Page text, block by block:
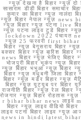
न्यूज़ देखना है बिहार न्यूज़ दो
सासाराम डीडी बिहार समाचार
कुमार का बिहार न्यूज़ नालंदा
न्यूज़ बिहार नेपाल न्यूज़ news
न्यूज़ बिहार न्यूज़ पटना live
न्यूज़ पटना लाइव टुडे बिहार
lockdown 2022 पंचायत
न्यूज़ 25 फरवरी first bihar
बिहार न्यूज़ बेगूसराय बिहार
बक्सर बिहार न्यूज़ बारिश बिहार
news बिहार न्यूज़ भेजिए बिहार
भोजपुरी बिहार भूकंप न्यूज़
न्यूज़ बिहार भभुआ न्यूज़ बिहार
बिहार न्यूज़ मधुबनी जिला
बिहार न्यूज़ मर्डर बिहार न्यूज़
बिहार न्यूज़ यूट्यूब पर बिहार
राजनीति बिहार न्यूज़ रेल बिहार
रोजगार न्यूज़ बिहार रोहतास न्यूज़
r bihar bihar news लाइव
बिहार न्यूज़ लाइव वीडियो
लाइव पटना बिहार लाइव न्यूज़
news in hindi latest bihar